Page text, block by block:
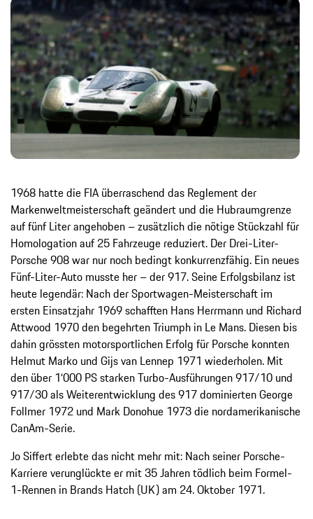
1968 hatte die FIA überraschend das Reglement der
Markenweltmeisterschaft geändert und die Hubraumgrenze
auf fünf Liter angehoben – zusätzlich die nötige Stückzahl für
Homologation auf 25 Fahrzeuge reduziert. Der Drei-Liter-
Porsche 908 war nur noch bedingt konkurrenzfähig. Ein neues
Fünf-Liter-Auto musste her – der 917. Seine Erfolgsbilanz ist
heute legendär: Nach der Sportwagen-Meisterschaft im
ersten Einsatzjahr 1969 schafften Hans Herrmann und Richard
Attwood 1970 den begehrten Triumph in Le Mans. Diesen bis
dahin grössten motorsportlichen Erfolg für Porsche konnten
Helmut Marko und Gijs van Lennep 1971 wiederholen. Mit
den über 1‘000 PS starken Turbo-Ausführungen 917/10 und
917/30 als Weiterentwicklung des 917 dominierten George
Follmer 1972 und Mark Donohue 1973 die nordamerikanische
CanAm-Serie.
Jo Siffert erlebte das nicht mehr mit: Nach seiner Porsche-
Karriere verunglückte er mit 35 Jahren tödlich beim Formel-
1-Rennen in Brands Hatch (UK) am 24. Oktober 1971.